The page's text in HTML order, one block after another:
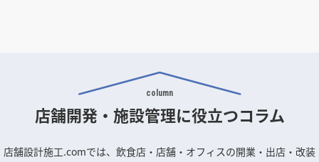
店舗デザインのお悩みや疑問を